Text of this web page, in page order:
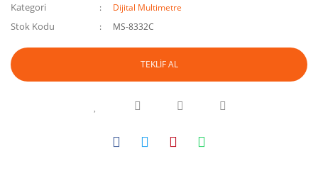
Kategori Dijital Multimetre
Stok Kodu MS-8332C
TEKLİF AL